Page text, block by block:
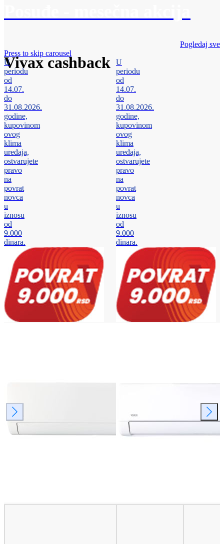
Vivax cashback
Pogledaj sve
Press to skip carousel
U
periodu
od
14.07.
do
31.08.2026.
godine,
kupovinom
ovog
klima
uređaja,
ostvarujete
pravo
na
povrat
novca
u
iznosu
od
9.000
dinara.
U
periodu
od
14.07.
do
31.08.2026.
godine,
kupovinom
ovog
klima
uređaja,
ostvarujete
pravo
na
povrat
novca
u
iznosu
od
9.000
dinara.